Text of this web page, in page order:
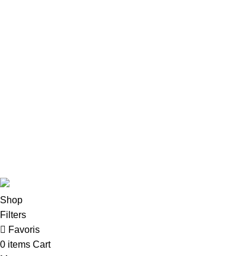
Shop
Filters
Favoris
0 items Cart